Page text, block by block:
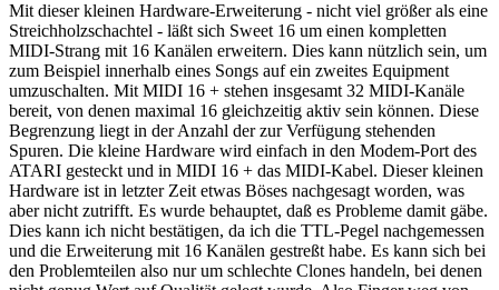
Mit dieser kleinen Hardware-Erweiterung - nicht viel größer als eine
Streichholzschachtel - läßt sich Sweet 16 um einen kompletten
MIDI-Strang mit 16 Kanälen erweitern. Dies kann nützlich sein, um
zum Beispiel innerhalb eines Songs auf ein zweites Equipment
umzuschalten. Mit MIDI 16 + stehen insgesamt 32 MIDI-Kanäle
bereit, von denen maximal 16 gleichzeitig aktiv sein können. Diese
Begrenzung liegt in der Anzahl der zur Verfügung stehenden
Spuren. Die kleine Hardware wird einfach in den Modem-Port des
ATARI gesteckt und in MIDI 16 + das MIDI-Kabel. Dieser kleinen
Hardware ist in letzter Zeit etwas Böses nachgesagt worden, was
aber nicht zutrifft. Es wurde behauptet, daß es Probleme damit gäbe.
Dies kann ich nicht bestätigen, da ich die TTL-Pegel nachgemessen
und die Erweiterung mit 16 Kanälen gestreßt habe. Es kann sich bei
den Problemteilen also nur um schlechte Clones handeln, bei denen